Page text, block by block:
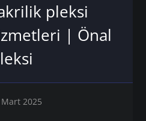
pleksi
| Önal
Mart 2025